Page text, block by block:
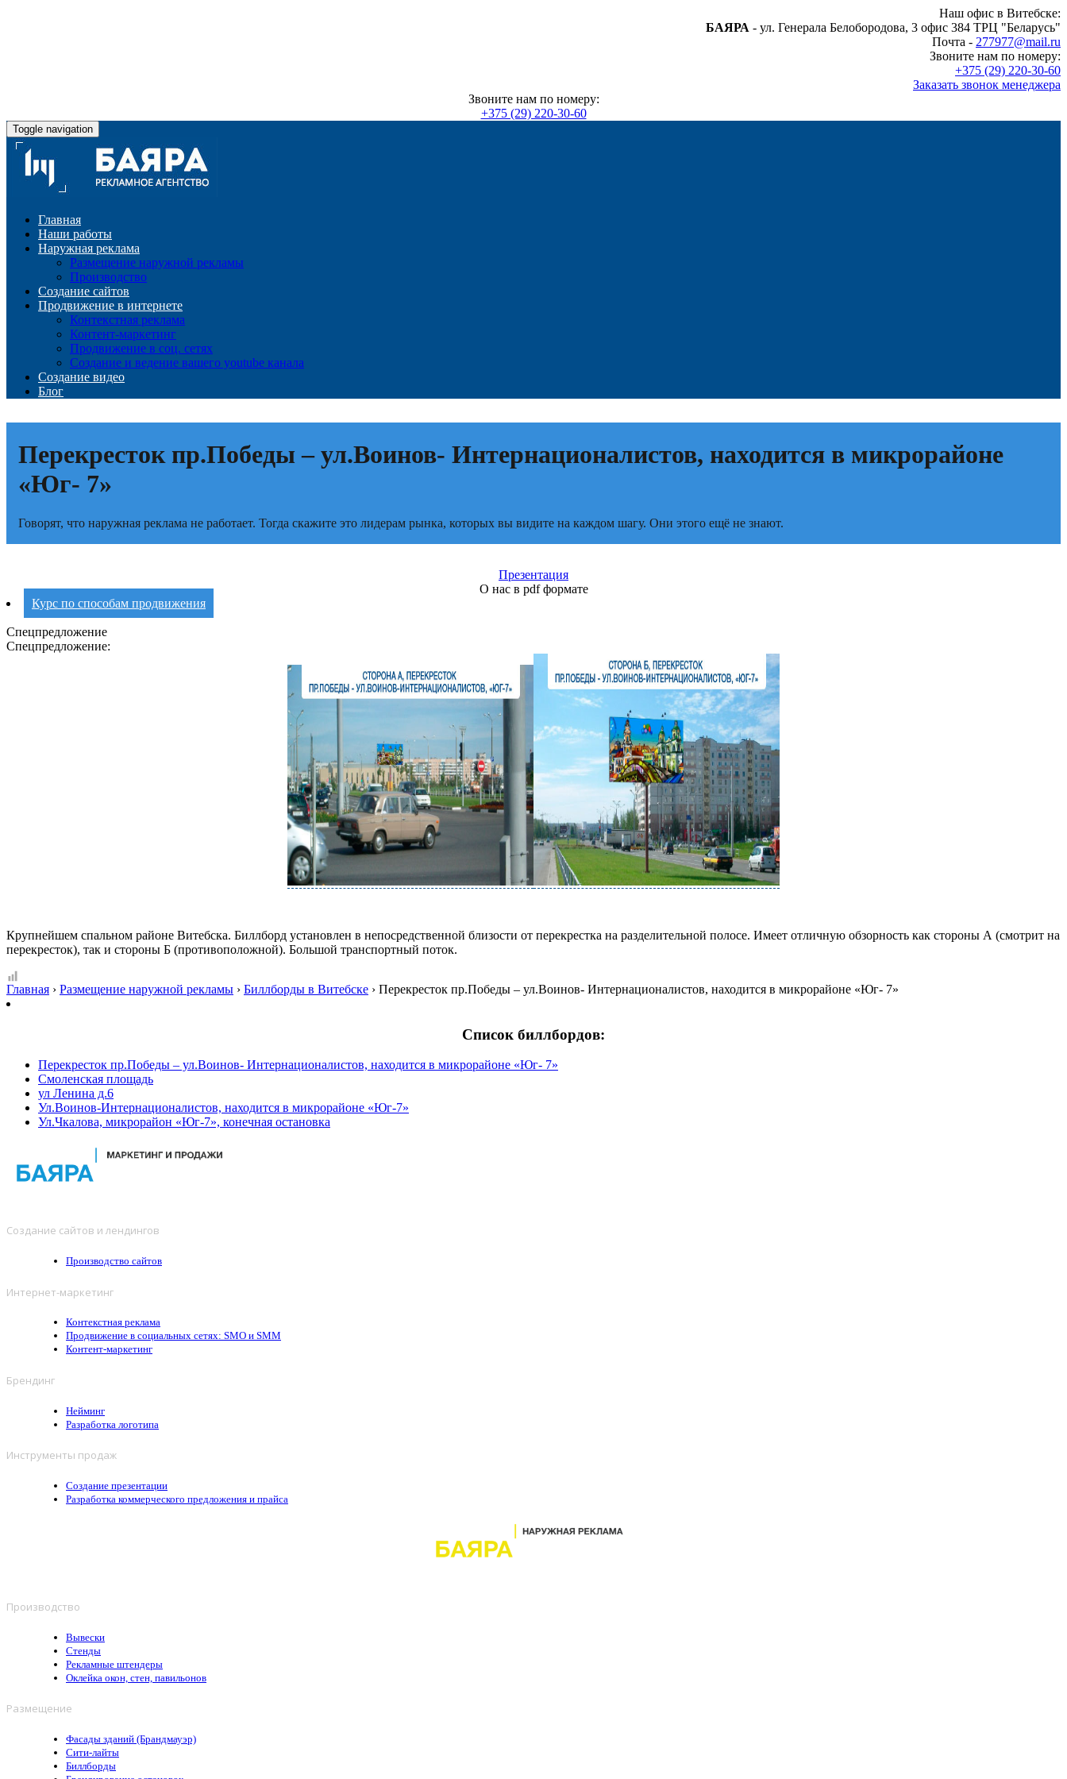
Наш офис в Витебске:
БАЯРА - ул. Генерала Белобородова, 3 офис 384 ТРЦ "Беларусь"
Почта - 277977@mail.ru
Звоните нам по номеру:
+375 (29) 220-30-60
Заказать звонок менеджера
Звоните нам по номеру:
+375 (29) 220-30-60
Toggle navigation
Главная
Наши работы
Наружная реклама
Размещение наружной рекламы
Производство
Создание сайтов
Продвижение в интернете
Контекстная реклама
Контент-маркетинг
Продвижение в соц. сетях
Создание и ведение вашего youtube канала
Создание видео
Блог
Перекресток пр.Победы – ул.Воинов- Интернационалистов, находится в микрорайоне
«Юг- 7»
Говорят, что наружная реклама не работает. Тогда скажите это лидерам рынка, которых вы видите на каждом шагу. Они этого ещё не знают.
Презентация
О нас в pdf формате
Курс по способам продвижения
Спецпредложение
Спецпредложение:
Крупнейшем спальном районе Витебска. Биллборд установлен в непосредственной близости от перекрестка на разделительной полосе. Имеет отличную обзорность как стороны А (смотрит на
перекресток), так и стороны Б (противоположной). Большой транспортный поток.
Главная › Размещение наружной рекламы › Биллборды в Витебске › Перекресток пр.Победы – ул.Воинов- Интернационалистов, находится в микрорайоне «Юг- 7»
Список биллбордов:
Перекресток пр.Победы – ул.Воинов- Интернационалистов, находится в микрорайоне «Юг- 7»
Смоленская площадь
ул Ленина д.6
Ул.Воинов-Интернационалистов, находится в микрорайоне «Юг-7»
Ул.Чкалова, микрорайон «Юг-7», конечная остановка
Создание сайтов и лендингов
Производство сайтов
Интернет-маркетинг
Контекстная реклама
Продвижение в социальных сетях: SMO и SMM
Контент-маркетинг
Брендинг
Нейминг
Разработка логотипа
Инструменты продаж
Создание презентации
Разработка коммерческого предложения и прайса
Производство
Вывески
Стенды
Рекламные штендеры
Оклейка окон, стен, павильонов
Размещение
Фасады зданий (Брандмауэр)
Сити-лайты
Биллборды